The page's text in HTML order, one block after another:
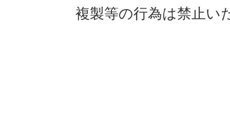
複製等の行為は禁止い